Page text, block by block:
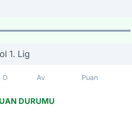
1. Lig
O Av Puan
DURUMU